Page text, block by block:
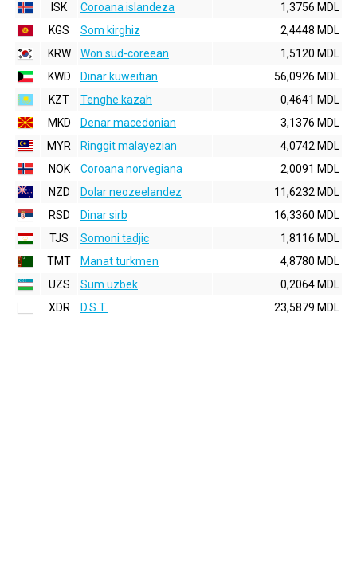
ISK
Coroana islandeza
1,3756 MDL
KGS
Som kirghiz
2,4448 MDL
KRW
Won sud-coreean
1,5120 MDL
KWD
Dinar kuweitian
56,0926 MDL
KZT
Tenghe kazah
0,4641 MDL
MKD
Denar macedonian
3,1376 MDL
MYR
Ringgit malayezian
4,0742 MDL
NOK
Coroana norvegiana
2,0091 MDL
NZD
Dolar neozeelandez
11,6232 MDL
RSD
Dinar sirb
16,3360 MDL
TJS
Somoni tadjic
1,8116 MDL
TMT
Manat turkmen
4,8780 MDL
UZS
Sum uzbek
0,2064 MDL
XDR
D.S.T. 23,5879 MDL